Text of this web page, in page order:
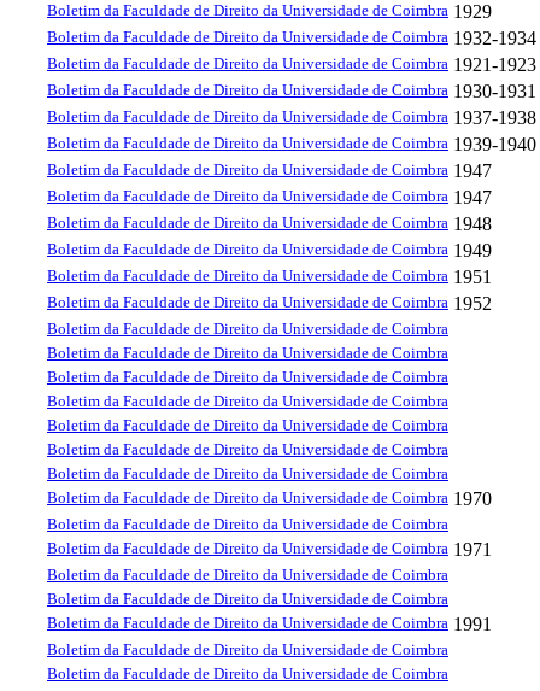
Boletim da Faculdade de Direito da Universidade de Coimbra 1929
Boletim da Faculdade de Direito da Universidade de Coimbra 1932-1934
Boletim da Faculdade de Direito da Universidade de Coimbra 1921-1923
Boletim da Faculdade de Direito da Universidade de Coimbra 1930-1931
Boletim da Faculdade de Direito da Universidade de Coimbra 1937-1938
Boletim da Faculdade de Direito da Universidade de Coimbra 1939-1940
Boletim da Faculdade de Direito da Universidade de Coimbra 1947
Boletim da Faculdade de Direito da Universidade de Coimbra 1947
Boletim da Faculdade de Direito da Universidade de Coimbra 1948
Boletim da Faculdade de Direito da Universidade de Coimbra 1949
Boletim da Faculdade de Direito da Universidade de Coimbra 1951
Boletim da Faculdade de Direito da Universidade de Coimbra 1952
Boletim da Faculdade de Direito da Universidade de Coimbra
Boletim da Faculdade de Direito da Universidade de Coimbra
Boletim da Faculdade de Direito da Universidade de Coimbra
Boletim da Faculdade de Direito da Universidade de Coimbra
Boletim da Faculdade de Direito da Universidade de Coimbra
Boletim da Faculdade de Direito da Universidade de Coimbra
Boletim da Faculdade de Direito da Universidade de Coimbra
Boletim da Faculdade de Direito da Universidade de Coimbra 1970
Boletim da Faculdade de Direito da Universidade de Coimbra
Boletim da Faculdade de Direito da Universidade de Coimbra 1971
Boletim da Faculdade de Direito da Universidade de Coimbra
Boletim da Faculdade de Direito da Universidade de Coimbra
Boletim da Faculdade de Direito da Universidade de Coimbra 1991
Boletim da Faculdade de Direito da Universidade de Coimbra
Boletim da Faculdade de Direito da Universidade de Coimbra